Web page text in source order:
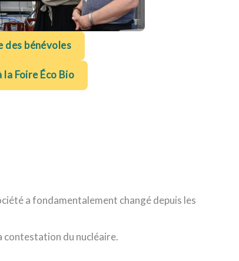
des bénévoles
Foire Éco Bio
a fondamentalement changé depuis les
contestation du nucléaire.